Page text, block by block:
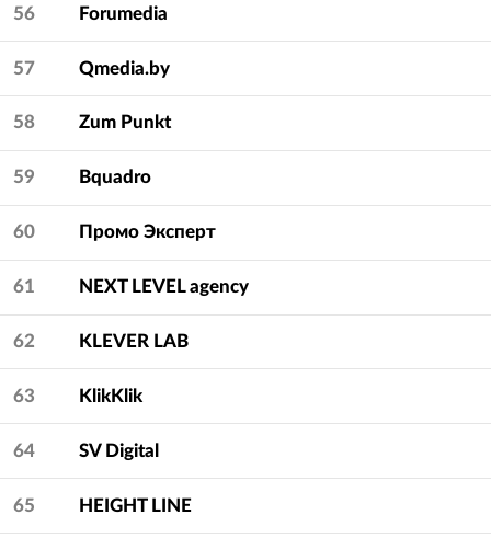
56 Forumedia
57 Qmedia.by
58 Zum Punkt
59 Bquadro
60 Промо Эксперт
61 NEXT LEVEL agency
62 KLEVER LAB
63 KlikKlik
64 SV Digital
65 HEIGHT LINE